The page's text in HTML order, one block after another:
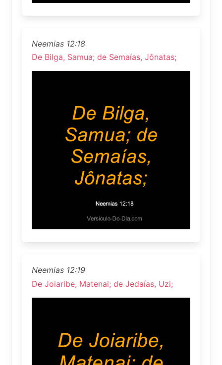
Neemias 12:18
De Bilga, Samua; de Semaías, Jônatas;
Neemias 12:19
De Joiaribe, Matenai; de Jedaías, Uzi;